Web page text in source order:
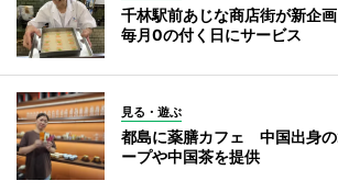
千林駅前あじな商店街が新企
毎月0の付く日にサービス
見る・遊ぶ
都島に薬膳カフェ 中国出身
ープや中国茶を提供